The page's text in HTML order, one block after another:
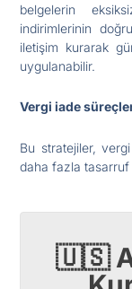
belgelerin
indirimlerinin
iletişim kurarak
uygulanabilir.
Vergi iade
Bu stratejiler,
daha fazla tasarruf
🇺🇸